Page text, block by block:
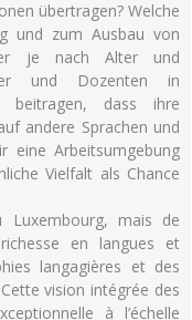
übertragen? Welche
und zum Ausbau von
je nach Alter und
und Dozenten in
beitragen, dass ihre
andere Sprachen und
eine Arbeitsumgebung
Vielfalt als Chance
Luxembourg, mais de
en langues et
langagières et des
vision intégrée des
à l’échelle